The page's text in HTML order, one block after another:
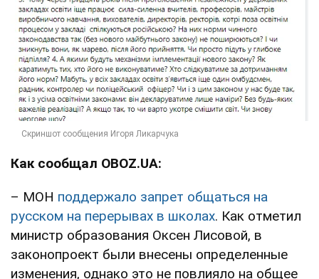
Как сообщал OBOZ.UA:
– МОН поддержало запрет общаться на
русском на перерывах в школах. Как отметил
министр образования Оксен Лисовой, в
законопроект были внесены определенные
изменения, однако это не повлияло на общее